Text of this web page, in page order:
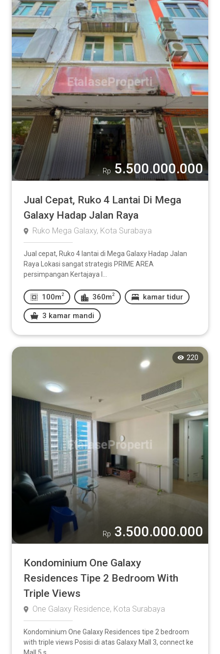
Rp 5.500.000.000
Jual Cepat, Ruko 4 Lantai Di Mega
Galaxy Hadap Jalan Raya
Ruko Mega Galaxy, Kota Surabaya
Jual cepat, Ruko 4 lantai di Mega Galaxy Hadap Jalan
Raya Lokasi sangat strategis PRIME AREA
persimpangan Kertajaya I...
100m 2 360m 2 kamar tidur
3 kamar mandi
220
Rp 3.500.000.000
Kondominium One Galaxy
Residences Tipe 2 Bedroom With
Triple Views
One Galaxy Residence, Kota Surabaya
Kondominium One Galaxy Residences tipe 2 bedroom
with triple views Posisi di atas Galaxy Mall 3, connect ke